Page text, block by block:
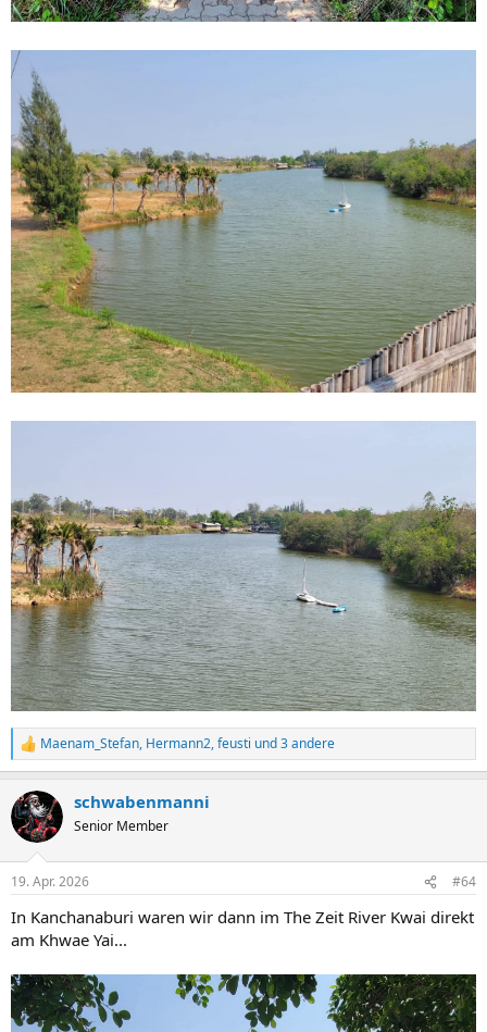
R
e
k
t
i
e
:
Maenam_Stefan, Hermann2,feusti und 3 andere
schwabenmanni
Senior Member
19. Apr. 2026 #64
In Kanchanaburi waren wir dann im The Zeit River Kwai direkt
am Khwae Yai...